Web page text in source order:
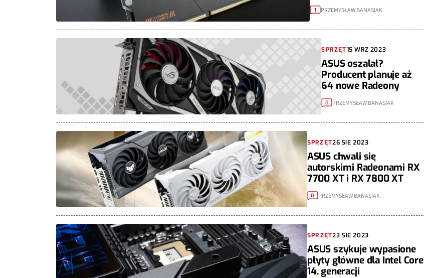
1 PRZEMYSŁAW BANASIAK
SPRZĘT15 WRZ 2023
ASUS oszalał?
Producent planuje aż
64 nowe Radeony
0 PRZEMYSŁAW BANASIAK
SPRZĘT26 SIE 2023
ASUS chwali się
autorskimi Radeonami RX
7700 XT i RX 7800 XT
0 PRZEMYSŁAW BANASIAK
SPRZĘT23 SIE 2023
ASUS szykuje wypasione
płyty główne dla Intel Core
14. generacji